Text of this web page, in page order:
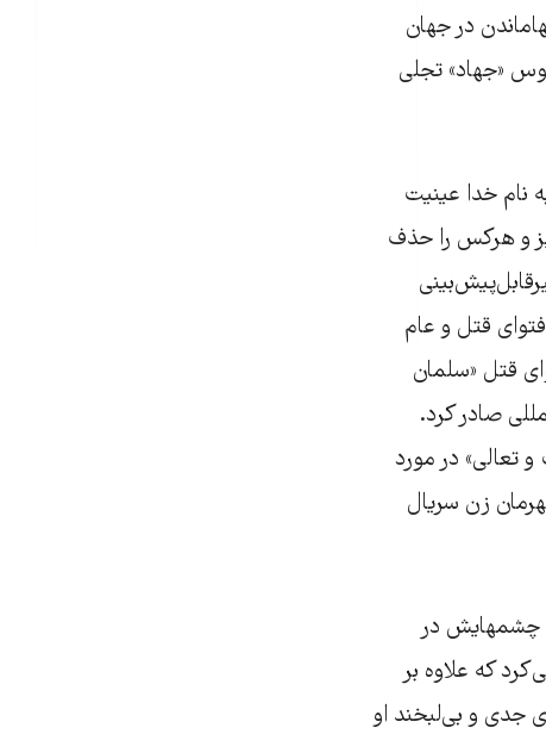
در جهان
«جهاد» تجلی
نام خدا عینیت
و هرکس را حذف
قتل و عام
فتوای قتل «سلمان
صادر کرد.
تعالی» در مورد
زن سریال
چشمهایش در
که علاوه بر
جدی و بی‌لبخند او